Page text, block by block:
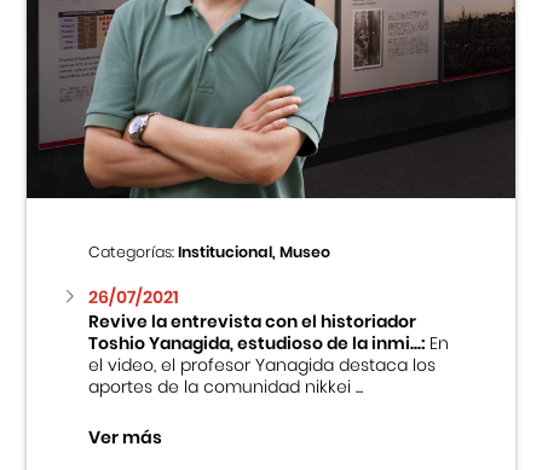
Categorías:Institucional, Museo
26/07/2021
Revive la entrevista con el historiador
Toshio Yanagida, estudioso de la inmi...:En
el video, el profesor Yanagida destaca los
aportes de la comunidad nikkei ...
Ver más